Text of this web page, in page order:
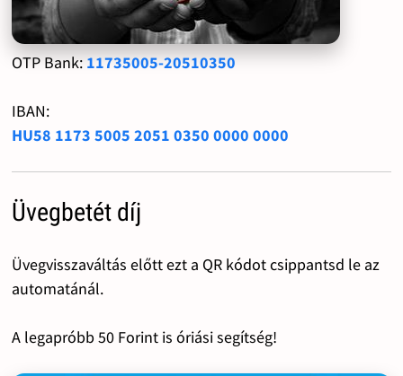
OTP Bank: 11735005-20510350
IBAN:
HU58 1173 5005 2051 0350 0000 0000
Üvegbetét díj
Üvegvisszaváltás előtt ezt a QR kódot csippantsd le az
automatánál.
A legapróbb 50 Forint is óriási segítség!